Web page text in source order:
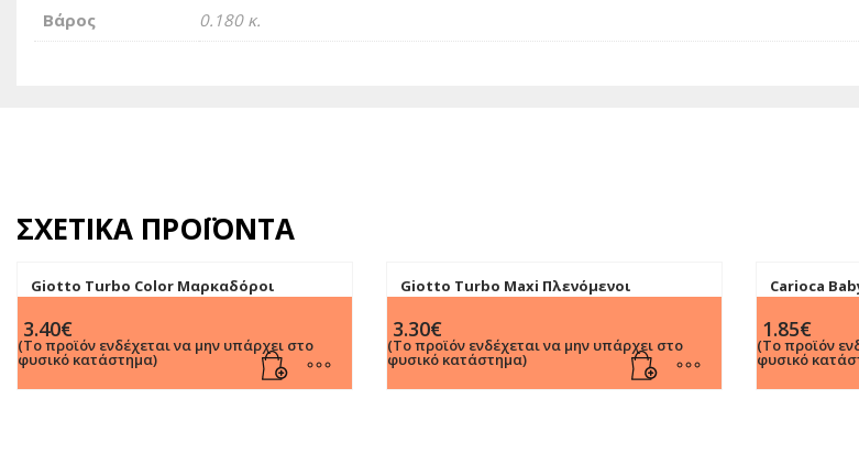
Βάρος 0.180 κ.
ΣΧΕΤΙΚΆ ΠΡΟΪΌΝΤΑ
Giotto Turbo Color Μαρκαδόροι
3.40€
(Το προϊόν ενδέχεται να μην υπάρχει στο
φυσικό κατάστημα)
Giotto Turbo Maxi Πλενόμενοι
Χρώματα
3.30€
(Το προϊόν ενδέχεται να μην υπάρχει στο
φυσικό κατάστημα)
Carioca
1.85€
(Το προϊόν
φυσικό